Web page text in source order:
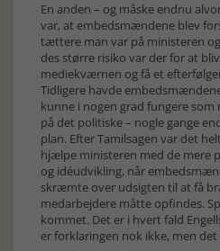
En anden – og måske endnu
var, at embedsmændene blev
tættere man var på ministeren
des større risiko var der for at
mediekværnen og få et
Tidligere havde
kunne i nogen grad fungere som
på det politiske – nogle gange
plan. Efter Tamilsagen var det
hjælpe ministeren med de mere
og idéudvikling, når
skræmte over udsigten til at få
medarbejdere måtte opfindes.
kommet. Det er i hvert fald
er forklaringen nok ikke, men